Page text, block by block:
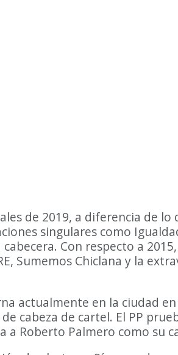
de 2019, a diferencia de
singulares como
cabecera. Con respecto a
Sumemos Chiclana y la
actualmente en la ciudad
cabeza de cartel. El PP
a Roberto Palmero como su